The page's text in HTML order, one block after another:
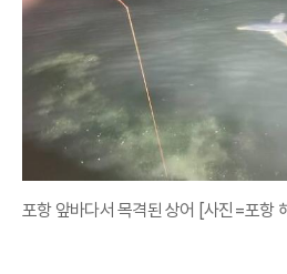
포항 앞바다서 목격된 상어 [사진=포항